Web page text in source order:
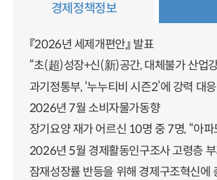
경제정책정보
『2026년 세제개편안』 발표
“초(超)성장+신(新)공간, 대체불가 산업
과기정통부, ‘누누티비 시즌2’에 강력 대
2026년 7월 소비자물가동향
2026년 5월 경제활동인구조사 고령층